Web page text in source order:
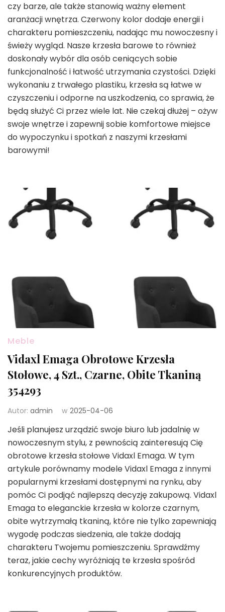
czy barze, ale także stanowią ważny element
aranżacji wnętrza. Czerwony kolor dodaje energii i
charakteru pomieszczeniu, nadając mu nowoczesny i
świeży wygląd. Nasze krzesła barowe to również
doskonały wybór dla osób ceniących sobie
funkcjonalność i łatwość utrzymania czystości. Dzięki
wykonaniu z trwałego plastiku, krzesła są łatwe w
czyszczeniu i odporne na uszkodzenia, co sprawia, że
będą służyć Ci przez wiele lat. Nie czekaj dłużej – ożyw
swoje wnętrze i zapewnij sobie komfortowe miejsce
do wypoczynku i spotkań z naszymi krzesłami
barowymi!
Meble
Vidaxl Emaga Obrotowe Krzesła
Stołowe, 4 Szt., Czarne, Obite Tkaniną
354293
Autor: admin w 2025-04-06
Jeśli planujesz urządzić swoje biuro lub jadalnię w
nowoczesnym stylu, z pewnością zainteresują Cię
obrotowe krzesła stołowe Vidaxl Emaga. W tym
artykule porównamy modele Vidaxl Emaga z innymi
popularnymi krzesłami dostępnymi na rynku, aby
pomóc Ci podjąć najlepszą decyzję zakupową. Vidaxl
Emaga to eleganckie krzesła w kolorze czarnym,
obite wytrzymałą tkaniną, które nie tylko zapewniają
wygodę podczas siedzenia, ale także dodają
charakteru Twojemu pomieszczeniu. Sprawdźmy
teraz, jakie cechy wyróżniają te krzesła spośród
konkurencyjnych produktów.